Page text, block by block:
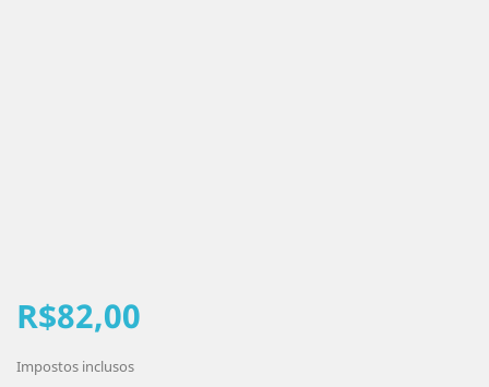
R$82,00
Impostos inclusos